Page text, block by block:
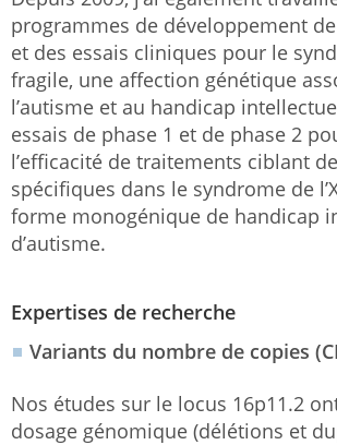
programmes de développement
et des essais cliniques pour le
fragile, une affection génétique
l’autisme et au handicap
essais de phase 1 et de phase 2
l’efficacité de traitements ciblant
spécifiques dans le syndrome de
forme monogénique de handicap
d’autisme.
Expertises de recherche
Variants du nombre de copies
Nos études sur le locus 16p11.2
dosage génomique (délétions et